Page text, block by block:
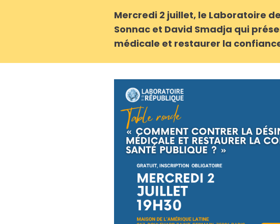
Mercredi 2 juillet, le Laboratoire
Sonnac et David Smadja qui
médicale et restaurer la